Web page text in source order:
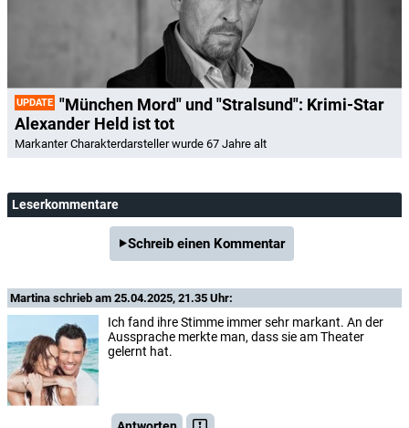
UPDATE "München Mord" und "Stralsund": Krimi-Star
Alexander Held ist tot
Markanter Charakterdarsteller wurde 67 Jahre alt
Leserkommentare
Schreib einen Kommentar
Martina schrieb am 25.04.2025, 21.35 Uhr:
Ich fand ihre Stimme immer sehr markant. An der
Aussprache merkte man, dass sie am Theater
gelernt hat.